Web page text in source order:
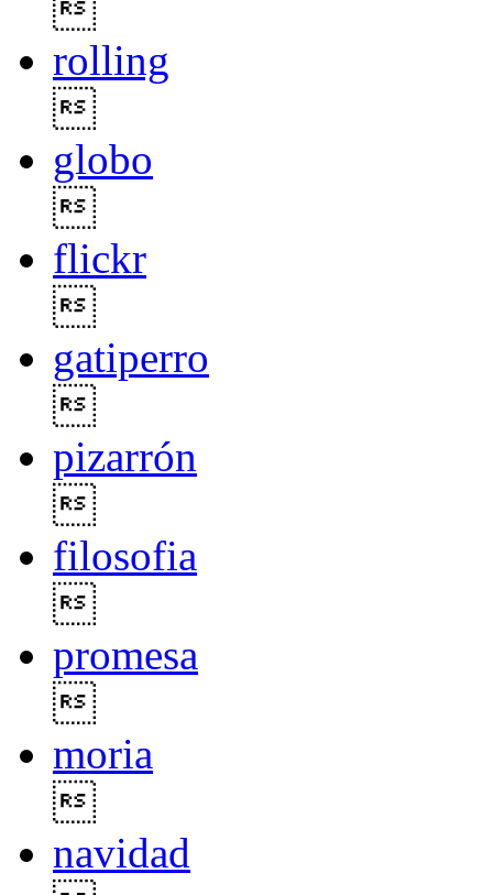
rolling
globo
flickr
gatiperro
pizarrón
filosofia
promesa
moria
navidad